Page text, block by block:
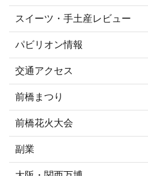
スイーツ・手土産レビュー
パビリオン情報
交通アクセス
前橋まつり
前橋花火大会
副業